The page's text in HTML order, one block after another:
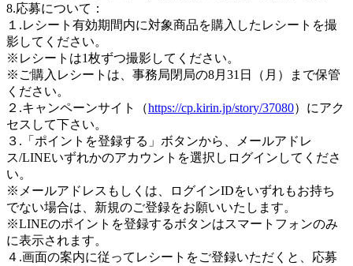
8.応募について：
１.レシート有効期間内に対象商品を購入したレシートを撮
影してください。
※レシートは1枚ずつ撮影してください。
※ご購入レシートは、事務局閉局の8月31日（月）まで保管
ください。
２.キャンペーンサイト（https://cp.kirin.jp/story/37080）にアク
セスして下さい。
３.「ポイントを登録する」ボタンから、メールアドレ
ス/LINEいずれかのアカウントを選択しログインしてくださ
い。
※メールアドレスもしくは、ログインIDをいずれもお持ち
でない場合は、新規のご登録をお願いいたします。
※LINEのポイントを登録するボタンはスマートフォンのみ
に表示されます。
４.画面の案内に従ってレシートをご登録いただくと、応募